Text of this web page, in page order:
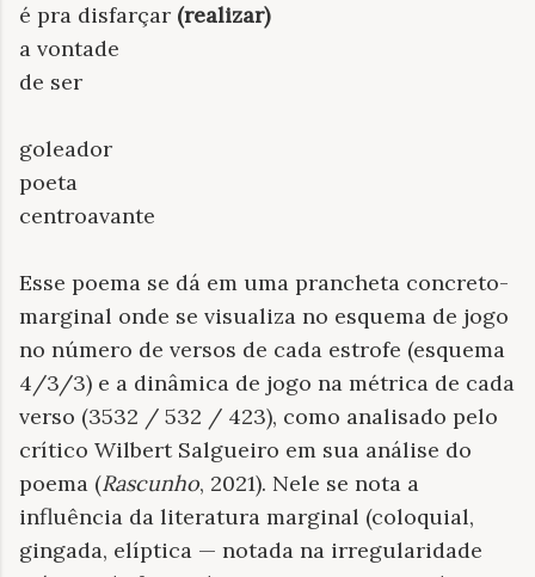
é pra disfarçar (realizar)
a vontade
de ser
goleador
poeta
centroavante
Esse poema se dá em uma prancheta concreto-
marginal onde se visualiza no esquema de jogo
no número de versos de cada estrofe (esquema
4/3/3) e a dinâmica de jogo na métrica de cada
verso (3532 / 532 / 423), como analisado pelo
crítico Wilbert Salgueiro em sua análise do
poema (Rascunho, 2021). Nele se nota a
influência da literatura marginal (coloquial,
gingada, elíptica — notada na irregularidade